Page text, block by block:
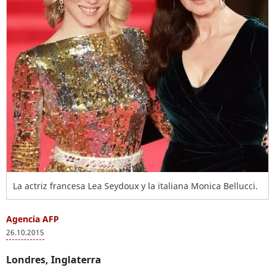
La actriz francesa Lea Seydoux y la italiana Monica Bellucci.
Agencia AFP
26.10.2015
Londres, Inglaterra